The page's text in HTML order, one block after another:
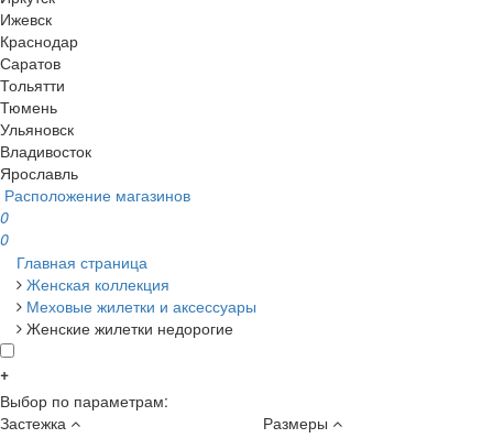
Ижевск
Краснодар
Саратов
Тольятти
Тюмень
Ульяновск
Владивосток
Ярославль
Расположение магазинов
0
0
Главная страница
Женская коллекция
Меховые жилетки и аксессуары
Женские жилетки недорогие
+
Выбор по параметрам:
Застежка
Размеры